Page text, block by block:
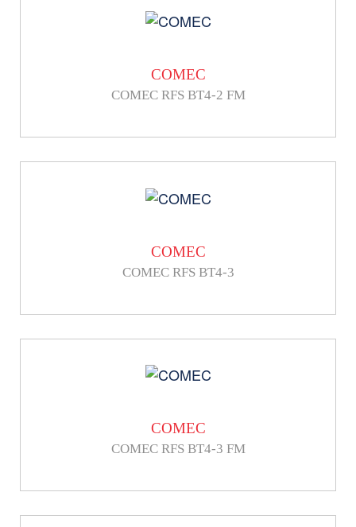
COMEC
COMEC RFS BT4-2 FM
COMEC
COMEC RFS BT4-3
COMEC
COMEC RFS BT4-3 FM